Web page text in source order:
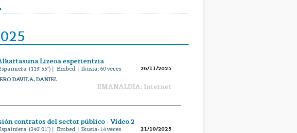
Lizeoa esperientzia
26/11/2025
(113' 55'') | Embed | Ikusia: 60veces
DAVILA, DANIEL
EMANALDIA: Internet
contratos del sector público - Vídeo 2
21/10/2025
(240' 01'') | Embed | Ikusia: 14veces